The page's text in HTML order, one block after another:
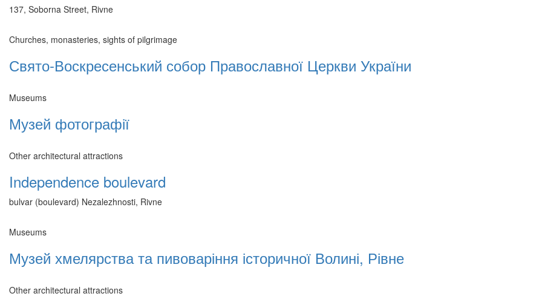
137, Soborna Street, Rivne
Churches, monasteries, sights of pilgrimage
Свято-Воскресенський собор Православної Церкви України
Museums
Музей фотографії
Other architectural attractions
Independence boulevard
bulvar (boulevard) Nezalezhnosti, Rivne
Museums
Музей хмелярства та пивоваріння історичної Волині, Рівне
Other architectural attractions